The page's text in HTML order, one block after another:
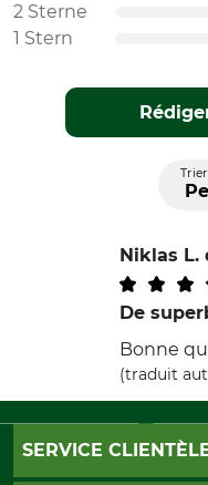
2 Sterne
1 Stern
Niklas L.
De
Bonne
(traduit
SERVICE